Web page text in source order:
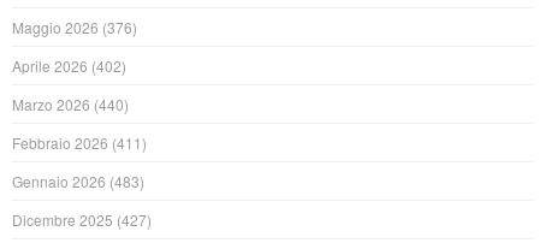
Maggio 2026 (376)
Aprile 2026 (402)
Marzo 2026 (440)
Febbraio 2026 (411)
Gennaio 2026 (483)
Dicembre 2025 (427)